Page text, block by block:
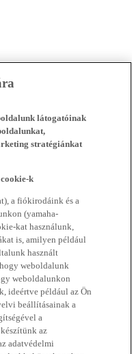
látogatóinak
stratégiánkat
k
a fiókirodáink és a
(yamaha-
kat használunk,
is, amilyen például
használt
weboldalunk
weboldalunkon
ideértve például az Ön
beállításainak a
a
az
adatvédelmi